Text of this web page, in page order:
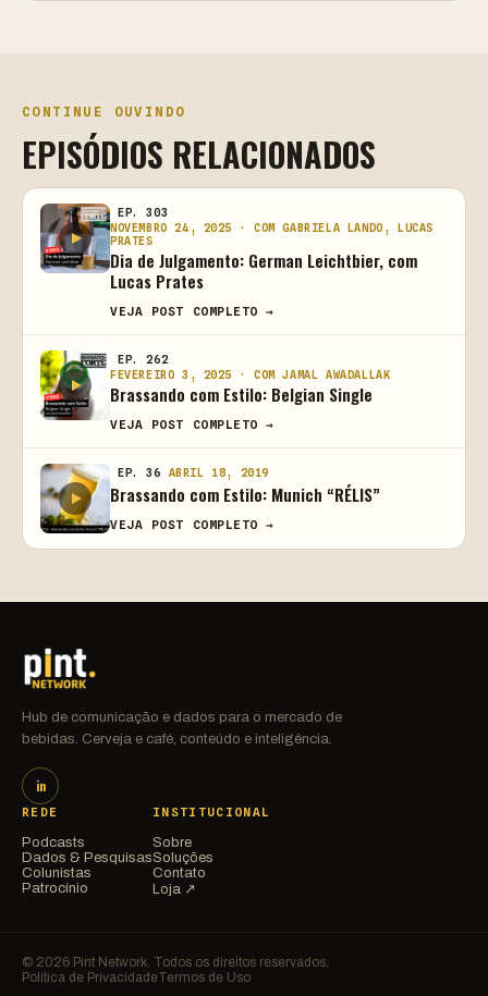
CONTINUE OUVINDO
EPISÓDIOS RELACIONADOS
EP. 303
NOVEMBRO 24, 2025 · COM GABRIELA LANDO, LUCAS
PRATES
Dia de Julgamento: German Leichtbier, com
Lucas Prates
VEJA POST COMPLETO →
EP. 262
FEVEREIRO 3, 2025 · COM JAMAL AWADALLAK
Brassando com Estilo: Belgian Single
VEJA POST COMPLETO →
EP. 36 ABRIL 18, 2019
Brassando com Estilo: Munich “RÉLIS”
VEJA POST COMPLETO →
Hub de comunicação e dados para o mercado de
bebidas. Cerveja e café, conteúdo e inteligência.
in
REDE
Podcasts
Dados & Pesquisas
Colunistas
Patrocínio
INSTITUCIONAL
Sobre
Soluções
Contato
Loja ↗
© 2026 Pint Network. Todos os direitos reservados.
Política de PrivacidadeTermos de Uso